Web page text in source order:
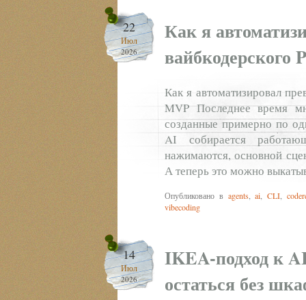
22
Июл
2026
Как я
Как я автоматизировал
MVP Последнее время
созданные примерно по
AI собирается
нажимаются, основной
А теперь это можно
Опубликовано в agents,ai ,CLI ,
vibecoding
14
Июл
2026
IKEA-подход к
остаться без